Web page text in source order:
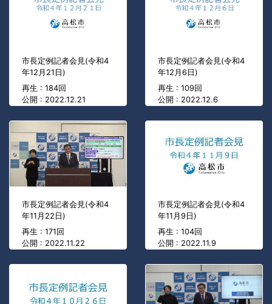
市長定例記者会見(令和4
年12月21日)
再生 : 184回
公開 : 2022.12.21
市長定例記者会見(令和4
年12月6日)
再生 : 109回
公開 : 2022.12.6
市長定例記者会見(令和4
年11月22日)
再生 : 171回
公開 : 2022.11.22
市長定例記者会見(令和4
年11月9日)
再生 : 104回
公開 : 2022.11.9